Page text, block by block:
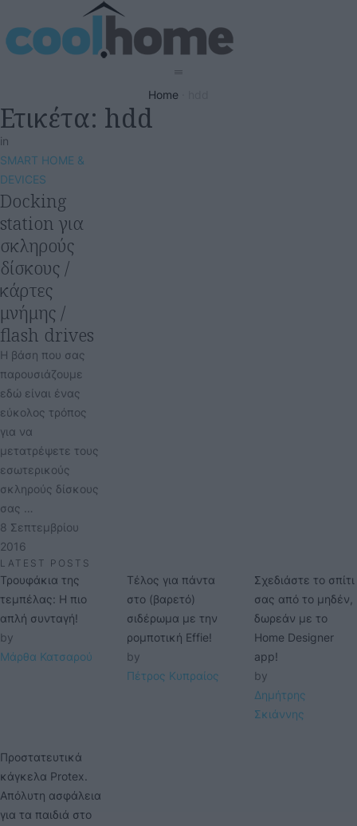
Home
Ετικέτα: hdd
in
SMART HOME &
DEVICES
Docking
station για
σκληρούς
δίσκους /
κάρτες
μνήμης /
flash drives
Η βάση που σας
παρουσιάζουμε
εδώ είναι ένας
εύκολος τρόπος
για να
μετατρέψετε τους
εσωτερικούς
σκληρούς δίσκους
σας …
8 Σεπτεμβρίου
2016
LATEST POSTS
Τρουφάκια της
τεμπέλας: Η πιο
απλή συνταγή!
by
Μάρθα Κατσαρού
Τέλος για πάντα
στο (βαρετό)
σιδέρωμα με την
ρομποτική Effie!
by
Πέτρος Κυπραίος
Σχεδιάστε το σπίτι
σας από το μηδέν,
δωρεάν με το
Home Designer
app!
by
Δημήτρης
Σκιάννης
Προστατευτικά
κάγκελα Protex.
Απόλυτη ασφάλεια
για τα παιδιά στο